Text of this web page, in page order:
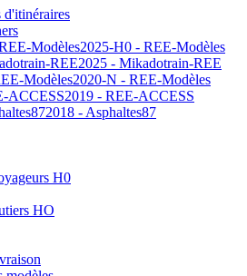
d'itinéraires
2025-H0 - REE-Modèles
2025 - Mikadotrain-REE
2020-N - REE-Modèles
2019 - REE-ACCESS
2018 - Asphaltes87
H0
HO